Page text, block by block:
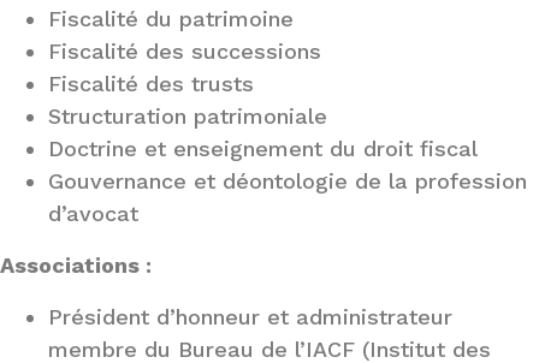
Fiscalité du patrimoine
Fiscalité des successions
Fiscalité des trusts
Structuration patrimoniale
Doctrine et enseignement du droit fiscal
Gouvernance et déontologie de la profession
d’avocat
Associations :
Président d’honneur et administrateur
membre du Bureau de l’IACF (Institut des